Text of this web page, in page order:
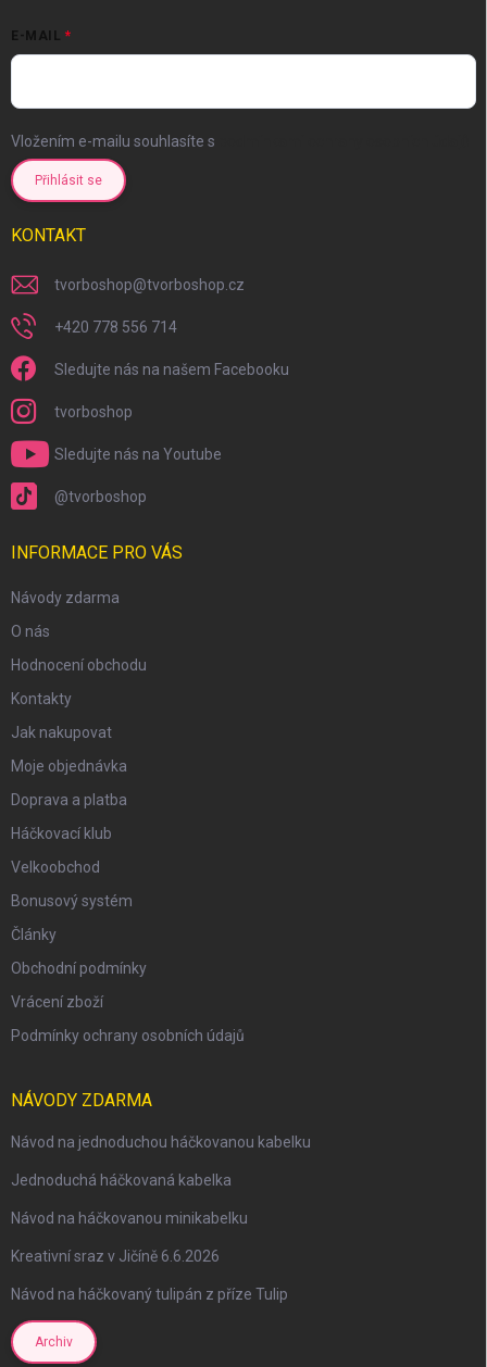
E-MAIL
Vložením e-mailu souhlasíte s
Přihlásit se
KONTAKT
tvorboshop@tvorboshop.cz
+420 778 556 714
Sledujte nás na našem Facebooku
tvorboshop
Sledujte nás na Youtube
@tvorboshop
INFORMACE PRO VÁS
Návody zdarma
O nás
Hodnocení obchodu
Kontakty
Jak nakupovat
Moje objednávka
Doprava a platba
Háčkovací klub
Velkoobchod
Bonusový systém
Články
Obchodní podmínky
Vrácení zboží
Podmínky ochrany osobních údajů
NÁVODY ZDARMA
Návod na jednoduchou háčkovanou kabelku
Jednoduchá háčkovaná kabelka
Návod na háčkovanou minikabelku
Kreativní sraz v Jičíně 6.6.2026
Návod na háčkovaný tulipán z příze Tulip
Archiv